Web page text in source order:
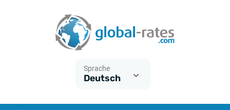
Sprache
Deutsch
Was ist die VPI-Inflation?
Was ist die HVPI-Inflation?
Historische Euribor-Sätze
Historische ESTER-Sätze
Inflationsrechner